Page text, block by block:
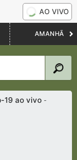
AO VIVO
AMANHÃ
19 ao vivo-